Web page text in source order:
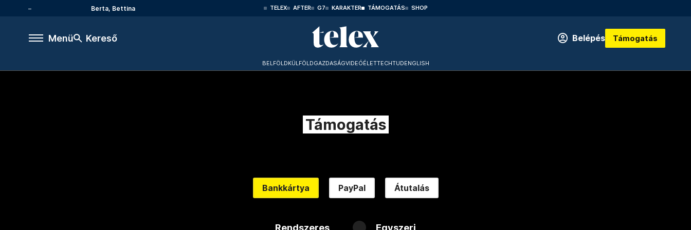
Berta, Bettina TELEX AFTER G7 KARAKTER TÁMOGATÁS SHOP
Menü Kereső Belépés Támogatás
BELFÖLDKÜLFÖLDGAZDASÁGVIDEÓÉLETTECHTUDENGLISH
Támogatás
Bankkártya PayPal Átutalás
Rendszeres Egyszeri